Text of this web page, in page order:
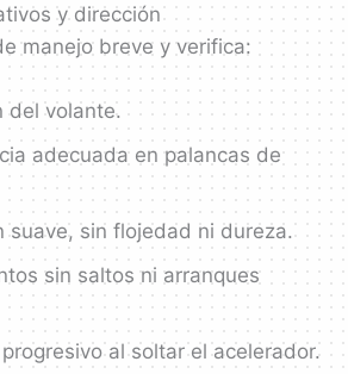
y dirección
manejo breve y verifica:
del volante.
adecuada en palancas de
suave, sin flojedad ni dureza.
sin saltos ni arranques
al soltar el acelerador.